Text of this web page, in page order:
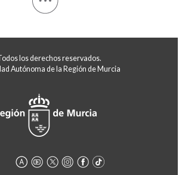
los derechos reservados.
Autónoma de la Región de Murcia